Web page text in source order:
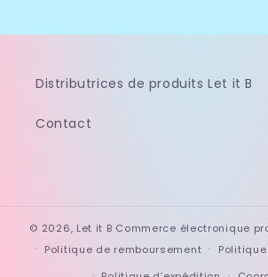
Distributrices de produits Let it B
Contact
© 2026, Let it B Commerce électronique
Politique de remboursement